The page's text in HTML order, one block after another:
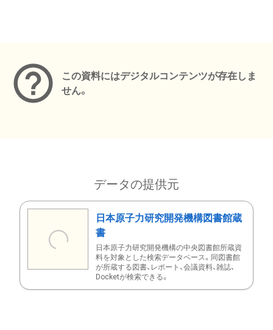
この資料にはデジタルコンテンツが存在しま
せん。
データの提供元
日本原子力研究開発機構図書館蔵
書
日本原子力研究開発機構の中央図書館所蔵資
料を対象とした検索データベース。同図書館
が所蔵する図書、レポート、会議資料、雑誌、
Docketが検索できる。